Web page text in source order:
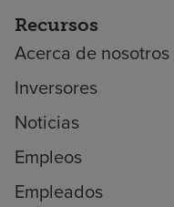
Recursos
Acerca de nosotros
Inversores
Noticias
Empleos
Empleados